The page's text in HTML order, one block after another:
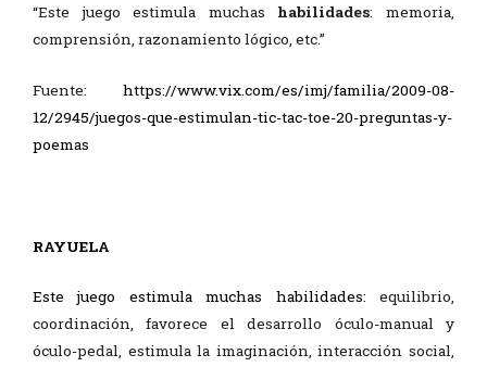
“Este juego estimula muchas habilidades: memoria,
comprensión, razonamiento lógico, etc.”
Fuente:
https://www.vix.com/es/imj/familia/2009-08-
12/2945/juegos-que-estimulan-tic-tac-toe-20-preguntas-y-
poemas
RAYUELA
Este juego estimula muchas habilidades: equilibrio,
coordinación, favorece el desarrollo óculo-manual y
óculo-pedal, estimula la imaginación, interacción social,